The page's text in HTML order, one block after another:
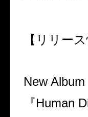
【リリース
New Album
『Human